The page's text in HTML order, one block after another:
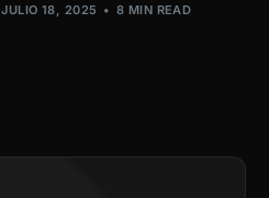
JULIO 18, 2025 8 MIN READ